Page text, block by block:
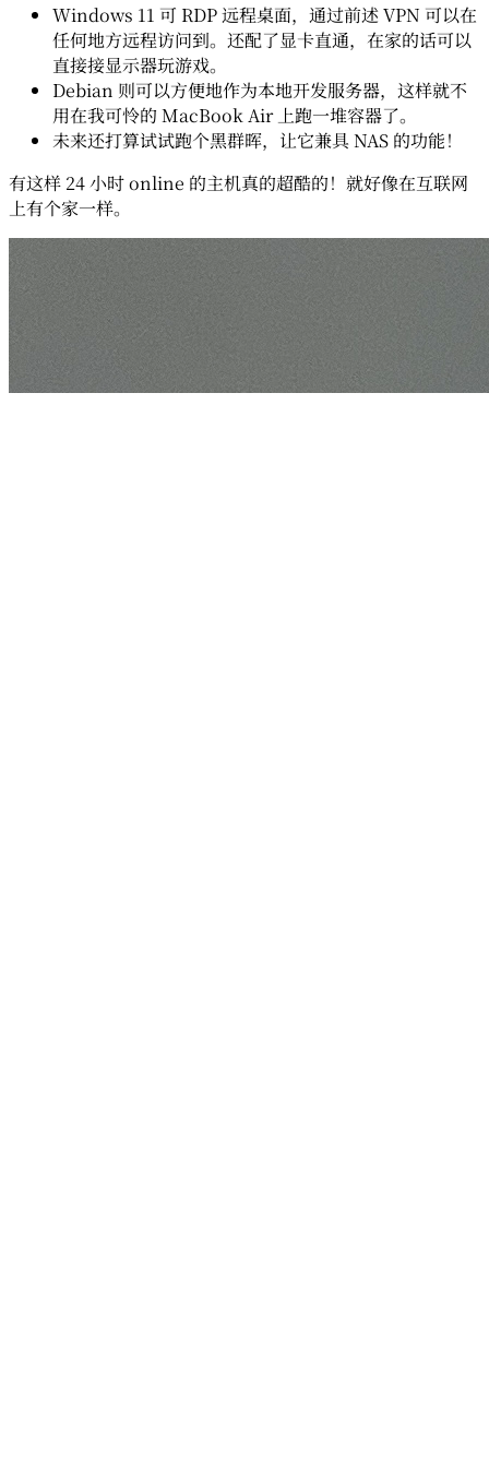
Windows 11 可 RDP 远程桌面，通过前述 VPN 可以在
任何地方远程访问到。还配了显卡直通，在家的话可以
直接接显示器玩游戏。
Debian 则可以方便地作为本地开发服务器，这样就不
用在我可怜的 MacBook Air 上跑一堆容器了。
未来还打算试试跑个黑群晖，让它兼具 NAS 的功能！
有这样 24 小时 online 的主机真的超酷的！就好像在互联网
上有个家一样。